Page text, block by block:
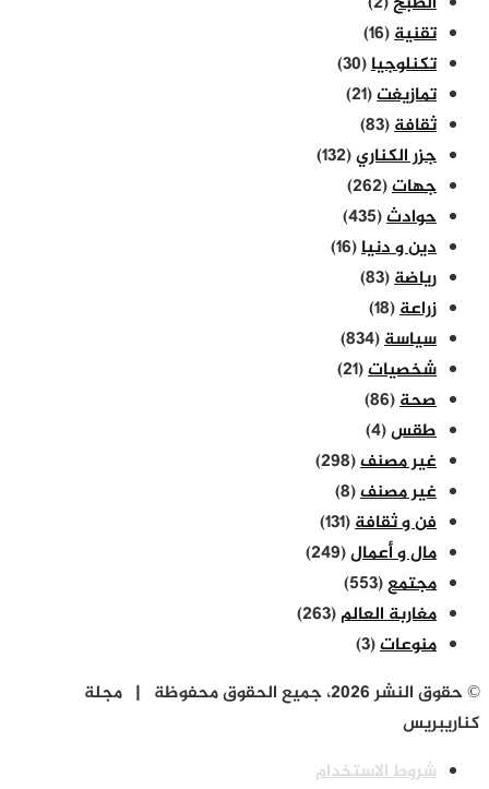
تقنية(16)
تكنلوجيا(30)
تمازيغت(21)
ثقافة(83)
جزر الكناري(132)
جهات(262)
حوادث(435)
دين و دنيا(16)
رياضة(83)
زراعة(18)
سياسة(834)
شخصيات(21)
صحة(86)
طقس(4)
غير مصنف(298)
غير مصنف(8)
فن و ثقافة(131)
مال و أعمال(249)
مجتمع(553)
مغاربة العالم(263)
منوعات(3)
© حقوق النشر 2026، جميع الحقوق محفوظة | مجلة
كناريبريس
شروط الاستخدام